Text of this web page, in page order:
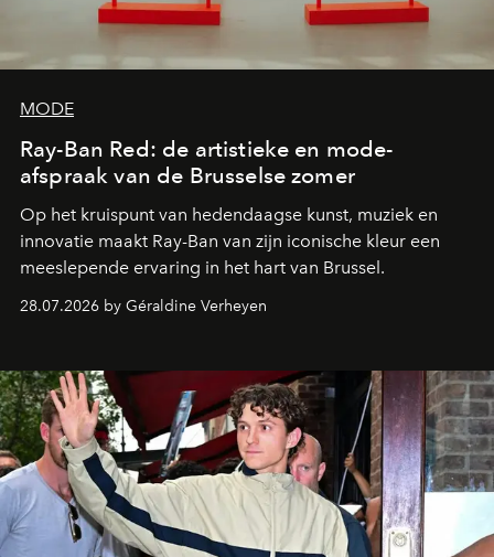
MODE
Ray-Ban Red: de artistieke en mode-
afspraak van de Brusselse zomer
Op het kruispunt van hedendaagse kunst, muziek en
innovatie maakt Ray-Ban van zijn iconische kleur een
meeslepende ervaring in het hart van Brussel.
28.07.2026 by Géraldine Verheyen